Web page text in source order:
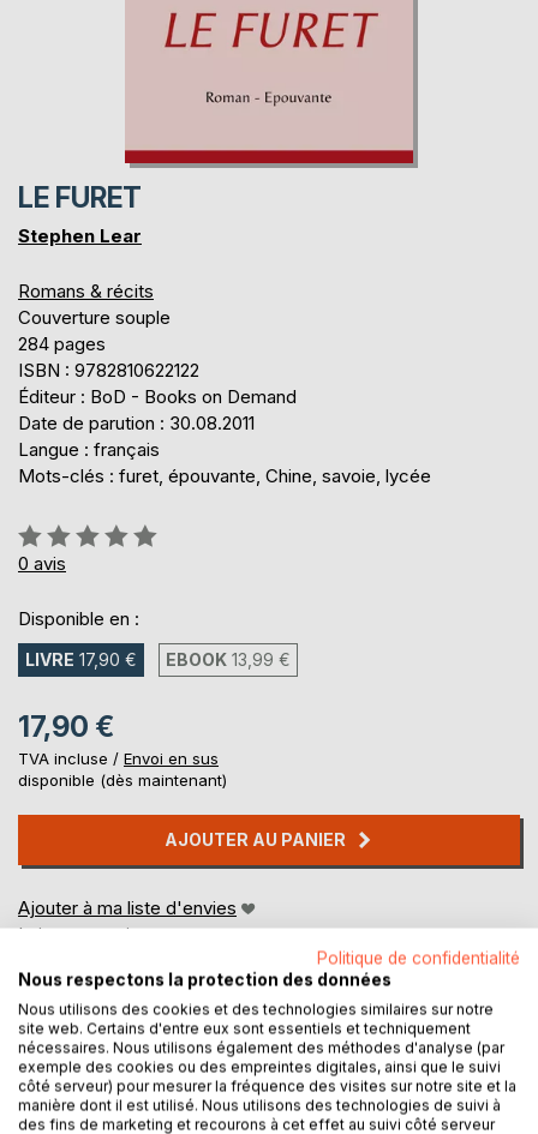
LE FURET
Stephen Lear
Romans & récits
Couverture souple
284 pages
ISBN : 9782810622122
Éditeur : BoD - Books on Demand
Date de parution : 30.08.2011
Langue : français
Mots-clés : furet, épouvante, Chine, savoie, lycée
Évaluation:
0%
0 avis
Disponible en :
LIVRE 17,90 € EBOOK 13,99 €
17,90 €
TVA incluse / Envoi en sus
disponible (dès maintenant)
AJOUTER AU PANIER
Ajouter à ma liste d'envies
Laisser un avis
DESCRIPTION
Politique de confidentialité
Nous respectons la protection des données
Nous utilisons des cookies et des technologies similaires sur notre
site web. Certains d'entre eux sont essentiels et techniquement
nécessaires. Nous utilisons également des méthodes d'analyse (par
exemple des cookies ou des empreintes digitales, ainsi que le suivi
côté serveur) pour mesurer la fréquence des visites sur notre site et la
manière dont il est utilisé. Nous utilisons des technologies de suivi à
des fins de marketing et recourons à cet effet au suivi côté serveur